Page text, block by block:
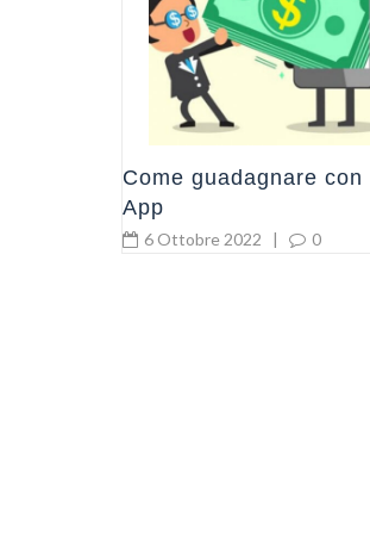
Come guadagnare con
App
6 Ottobre 2022 | 0